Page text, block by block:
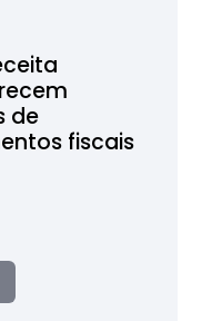
de
fiscais